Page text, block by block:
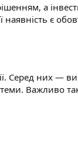
а
наявність є
Серед них —
Важливо